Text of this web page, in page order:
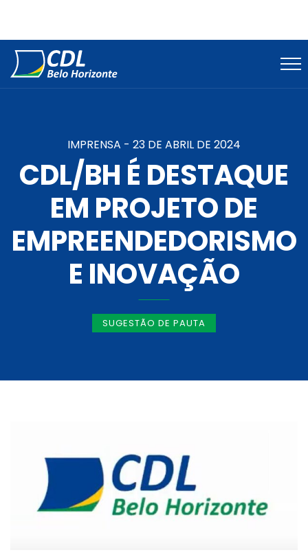
IMPRENSA - 23 DE ABRIL DE 2024
CDL/BH É DESTAQUE
EM PROJETO DE
EMPREENDEDORISMO
E INOVAÇÃO
SUGESTÃO DE PAUTA